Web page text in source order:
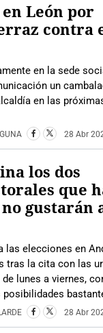
León por
contra
en la sede
un
en las
28 Abr
los dos
que
gustarán
elecciones en
tras la cita con las
lunes a viernes,
posibilidades
28 Abr